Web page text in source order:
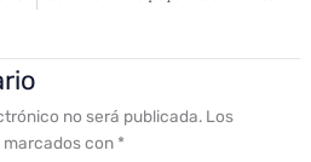
no será publicada. Los
con *